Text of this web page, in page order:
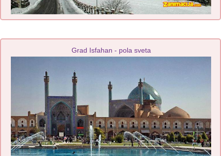
Grad Isfahan - pola sveta